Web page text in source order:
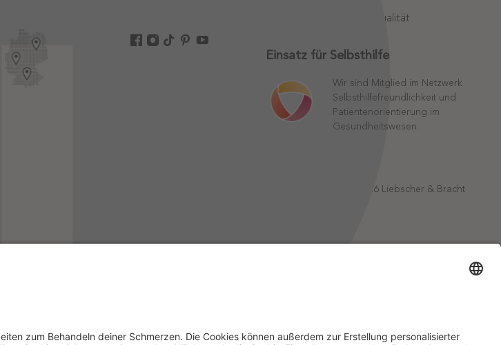
Geprüfte Informationsqualität
Einsatz für Selbsthilfe
Wir sind Mitglied im Netzwerk
Selbsthilfefreundlichkeit und
Patientenorientierung im
Gesundheitswesen.
2026 Liebscher & Bracht